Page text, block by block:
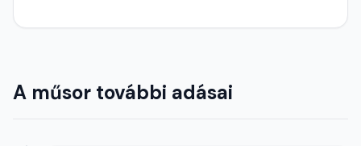
A műsor további adásai